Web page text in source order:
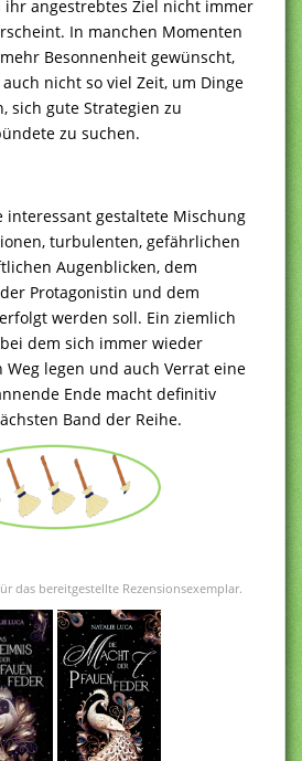
angestrebtes Ziel nicht immer
In manchen Momenten
Besonnenheit gewünscht,
nicht so viel Zeit, um Dinge
sich gute Strategien zu
zu suchen.
interessant gestaltete Mischung
turbulenten, gefährlichen
Augenblicken, dem
Protagonistin und dem
werden soll. Ein ziemlich
dem sich immer wieder
legen und auch Verrat eine
Ende macht definitiv
Band der Reihe.
das bereitgestellte Rezensionsexemplar.